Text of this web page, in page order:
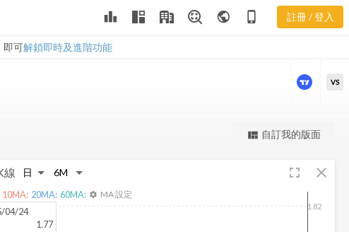
leaderboard public phone_iphone 註冊 / 登入
即可解鎖即時及進階功能
LUB 股價走勢
更強大的進階價量圖表
VS
view_quilt 自訂我的版面
線 fullscreen close
1.82
04/24
1.77
10MA: 20MA: 60MA: settings MA 設定